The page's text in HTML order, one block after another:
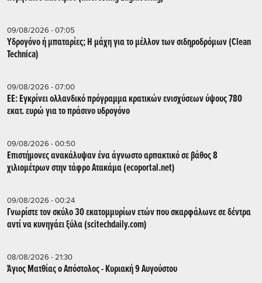
09/08/2026 - 07:05
Υδρογόνο ή μπαταρίες; Η μάχη για το μέλλον των σιδηροδρόμων (Clean
Technica)
09/08/2026 - 07:00
ΕΕ: Εγκρίνει ολλανδικό πρόγραμμα κρατικών ενισχύσεων ύψους 780
εκατ. ευρώ για το πράσινο υδρογόνο
09/08/2026 - 00:50
Επιστήμονες ανακάλυψαν ένα άγνωστο αρπακτικό σε βάθος 8
χιλιομέτρων στην τάφρο Ατακάμα (ecoportal.net)
09/08/2026 - 00:24
Γνωρίστε τον σκύλο 30 εκατομμυρίων ετών που σκαρφάλωνε σε δέντρα
αντί να κυνηγάει ξύλα (scitechdaily.com)
08/08/2026 - 21:30
Άγιος Ματθίας ο Απόστολος - Κυριακή 9 Αυγούστου